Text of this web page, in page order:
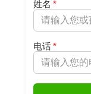
姓名 *
电话*